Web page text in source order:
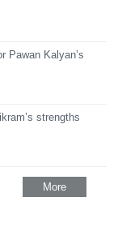
Pawan Kalyan’s
strengths
More